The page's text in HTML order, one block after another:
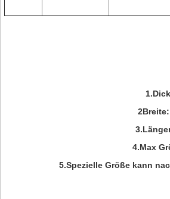
4.Max
5.Spezielle Größe kann